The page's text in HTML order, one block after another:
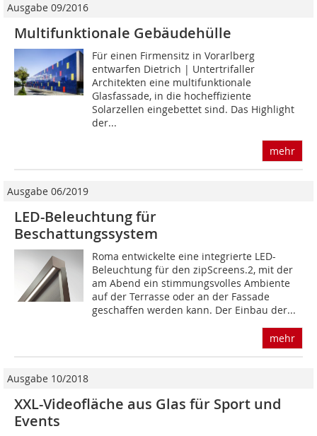
Ausgabe 09/2016
Multifunktionale Gebäudehülle
Für einen Firmensitz in Vorarlberg
entwarfen Dietrich | Untertrifaller
Architekten eine multifunktionale
Glasfassade, in die hocheffiziente
Solarzellen eingebettet sind. Das Highlight
der...
mehr
Ausgabe 06/2019
LED-Beleuchtung für
Beschattungssystem
Roma entwickelte eine integrierte LED-
Beleuchtung für den zipScreens.2, mit der
am Abend ein stimmungsvolles Ambiente
auf der Terrasse oder an der Fassade
geschaffen werden kann. Der Einbau der...
mehr
Ausgabe 10/2018
XXL-Videofläche aus Glas für Sport und
Events